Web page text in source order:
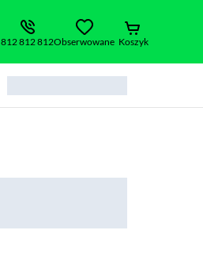
812 812 812Obserwowane Koszyk